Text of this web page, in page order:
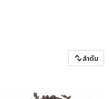
ลำดับ